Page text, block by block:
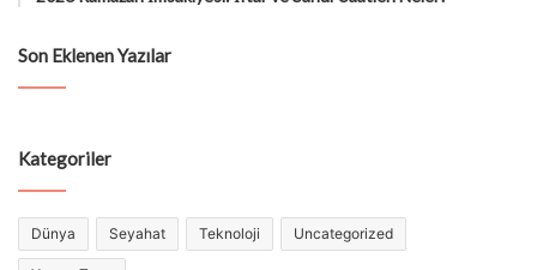
Son Eklenen Yazılar
Kategoriler
Dünya Seyahat Teknoloji Uncategorized